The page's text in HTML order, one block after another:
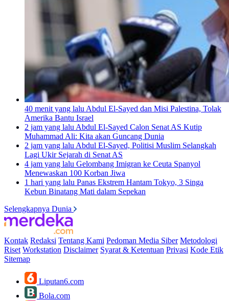
40 menit yang laluAbdul El-Sayed dan Misi Palestina, Tolak
Amerika Bantu Israel
2 jam yang laluAbdul El-Sayed Calon Senat AS Kutip
Muhammad Ali: Kita akan Guncang Dunia
2 jam yang laluAbdul El-Sayed, Politisi Muslim Selangkah
Lagi Ukir Sejarah di Senat AS
4 jam yang lalu Gelombang Imigran ke Ceuta Spanyol
Menewaskan 100 Korban Jiwa
1 hari yang lalu Panas Ekstrem Hantam Tokyo, 3 Singa
Kebun Binatang Mati dalam Sepekan
Selengkapnya Dunia
Kontak Redaksi Tentang Kami Pedoman Media Siber Metodologi
Riset Workstation Disclaimer Syarat & Ketentuan Privasi Kode Etik
Sitemap
Liputan6.com
Bola.com